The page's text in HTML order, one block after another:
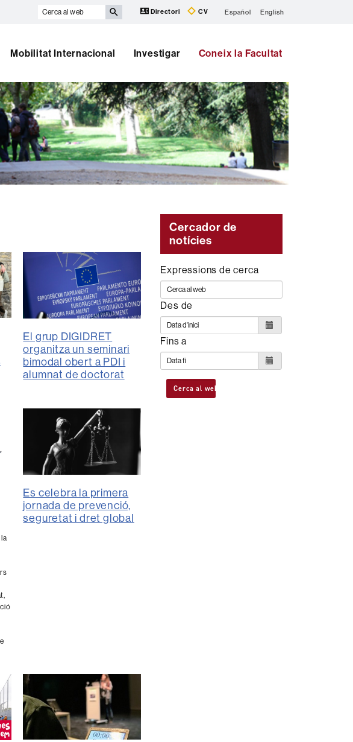
Cerca
Directori CV Español English
Mobilitat Internacional Investigar Coneix la Facultat
Cercador de
notícies
Expressions de cerca
Des de
Fins a
Cerca al web
El grup DIGIDRET
organitza un seminari
bimodal obert a PDI i
alumnat de doctorat
Es celebra la primera
jornada de prevenció,
seguretat i dret global